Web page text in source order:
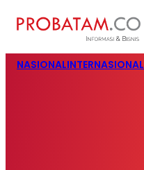
NASIONALINTERNASIONAL